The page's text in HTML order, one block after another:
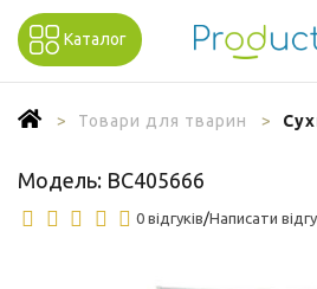
Каталог
Товари для тварин
Модель: BC405666
0 відгуків/Написати